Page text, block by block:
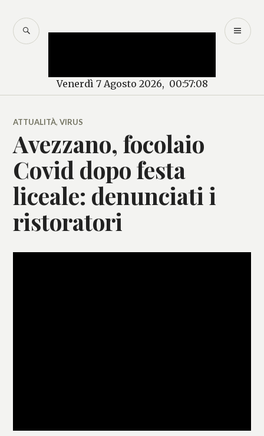
contenuto
Venerdì 7 Agosto 2026, 00:57:08
Mercurio – Il "dio"
CERCA
ATTUALITÀ,VIRUS
Avezzano, focolaio
Covid dopo festa
liceale: denunciati i
ristoratori